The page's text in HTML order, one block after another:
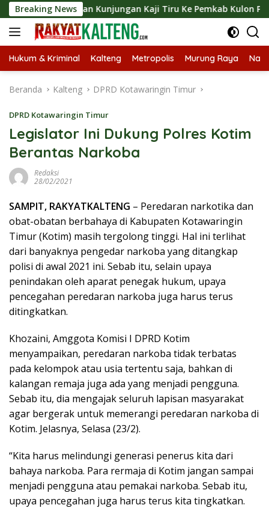
Langsung
ke
konten
Breaking News
Kunjungan Kaji Tiru Ke Pemkab Kulon Progo
Hukum & Kriminal Kalteng Metropolis Murung Raya
Beranda Kalteng DPRD Kotawaringin Timur
DPRD Kotawaringin Timur
Legislator Ini Dukung Polres Kotim
Berantas Narkoba
Redaksi
28/02/2021
SAMPIT, RAKYATKALTENG – Peredaran narkotika dan
obat-obatan berbahaya di Kabupaten Kotawaringin
Timur (Kotim) masih tergolong tinggi. Hal ini terlihat
dari banyaknya pengedar narkoba yang ditangkap
polisi di awal 2021 ini. Sebab itu, selain upaya
penindakan oleh aparat penegak hukum, upaya
pencegahan peredaran narkoba juga harus terus
ditingkatkan.
Khozaini, Amggota Komisi I DPRD Kotim
menyampaikan, peredaran narkoba tidak terbatas
pada kelompok atau usia tertentu saja, bahkan di
kalangan remaja juga ada yang menjadi pengguna.
Sebab itu, dia mengajak seluruh lapisan masyarakat
agar bergerak untuk memerangi peredaran narkoba di
Kotim. Jelasnya, Selasa (23/2).
“Kita harus melindungi generasi penerus kita dari
bahaya narkoba. Para rermaja di Kotim jangan sampai
menjadi pengguna atau pemakai narkoba. Sebab itu,
upaya pencegahan juga harus terus kita tingkatkan.